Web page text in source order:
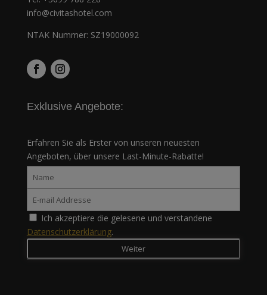
info@civitashotel.com
NTAK Nummer: SZ19000092
Exklusive Angebote:
Erfahren Sie als Erster von unseren neuesten
Angeboten, über unsere Last-Minute-Rabatte!
Ich akzeptiere die gelesene und verstandene
Datenschutzerklärung.